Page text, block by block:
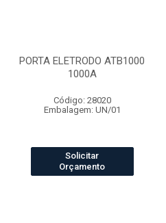
PORTA ELETRODO ATB1000
1000A
Código: 28020
Embalagem: UN/01
Solicitar
Orçamento